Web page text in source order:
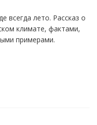
всегда лето. Рассказ о
климате, фактами,
примерами.